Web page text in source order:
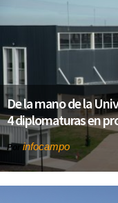
De la mano de la
4 diplomaturas en
Porinfocampo